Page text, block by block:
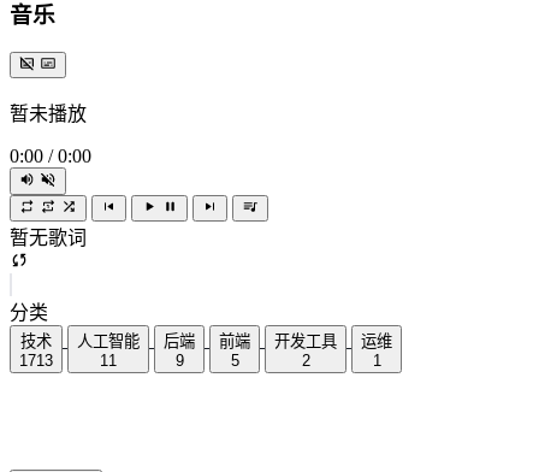
音乐
暂未播放
0:00 / 0:00
暂无歌词
分类
技术
1713
人工智能
11
后端
9
前端
5
开发工具
2
运维
1